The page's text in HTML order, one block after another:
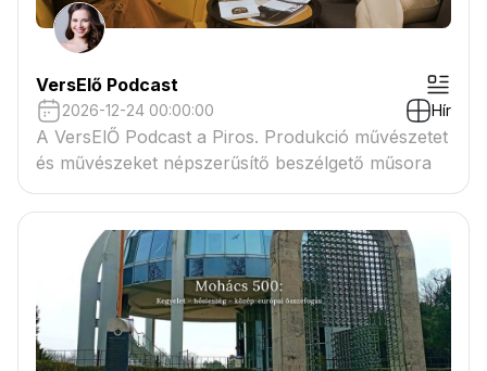
VersElő Podcast
2026-12-24 00:00:00 Hír
A VersElŐ Podcast a Piros. Produkció művészetet
és művészeket népszerűsítő beszélgető műsora